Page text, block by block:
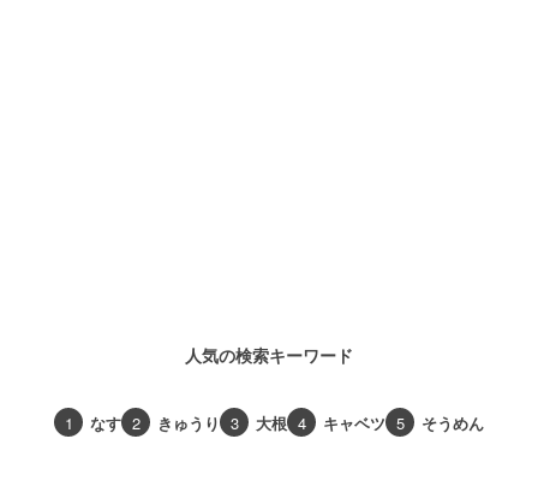
人気の検索キーワード
1 なす 2 きゅうり 3 大根 4 キャベツ 5 そうめん